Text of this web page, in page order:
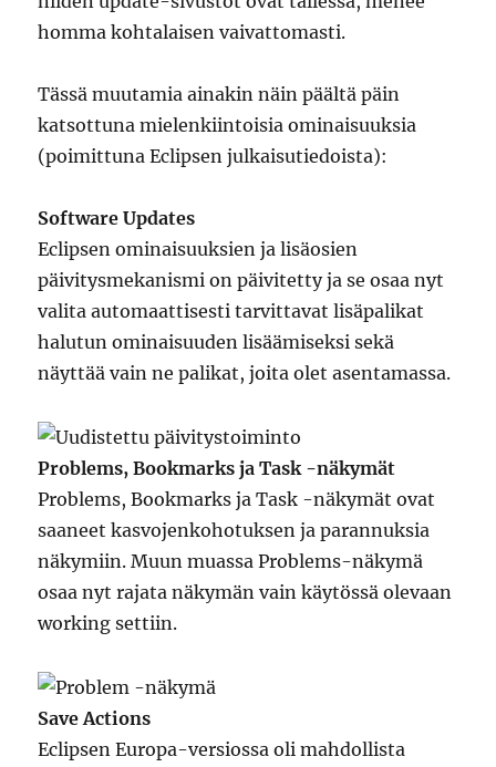
homma kohtalaisen vaivattomasti.
Tässä muutamia ainakin näin päältä päin
katsottuna mielenkiintoisia ominaisuuksia
(poimittuna Eclipsen julkaisutiedoista):
Software Updates
Eclipsen ominaisuuksien ja lisäosien
päivitysmekanismi on päivitetty ja se osaa nyt
valita automaattisesti tarvittavat lisäpalikat
halutun ominaisuuden lisäämiseksi sekä
näyttää vain ne palikat, joita olet asentamassa.
Problems, Bookmarks ja Task -näkymät
Problems, Bookmarks ja Task -näkymät ovat
saaneet kasvojenkohotuksen ja parannuksia
näkymiin. Muun muassa Problems-näkymä
osaa nyt rajata näkymän vain käytössä olevaan
working settiin.
Save Actions
Eclipsen Europa-versiossa oli mahdollista